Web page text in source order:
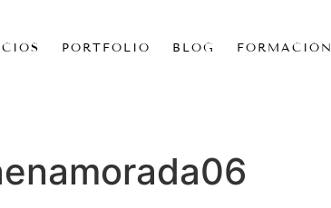
PORTFOLIO BLOG FORMACIÓN